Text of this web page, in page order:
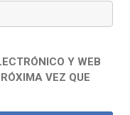
Y WEB
VEZ QUE